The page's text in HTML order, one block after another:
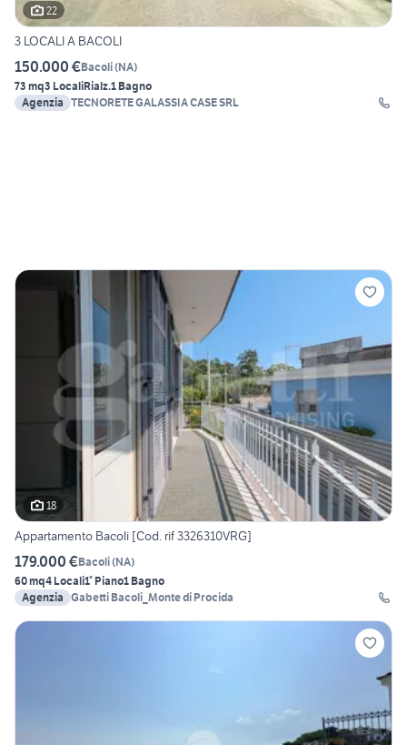
22
3 LOCALI A BACOLI
150.000 €Bacoli(NA)
73 mq3 LocaliRialz.1 Bagno
Agenzia TECNORETE GALASSIA CASE SRL
18
Appartamento Bacoli [Cod. rif 3326310VRG]
179.000 €Bacoli(NA)
60 mq4 Locali1° Piano1 Bagno
Agenzia Gabetti Bacoli_Monte di Procida